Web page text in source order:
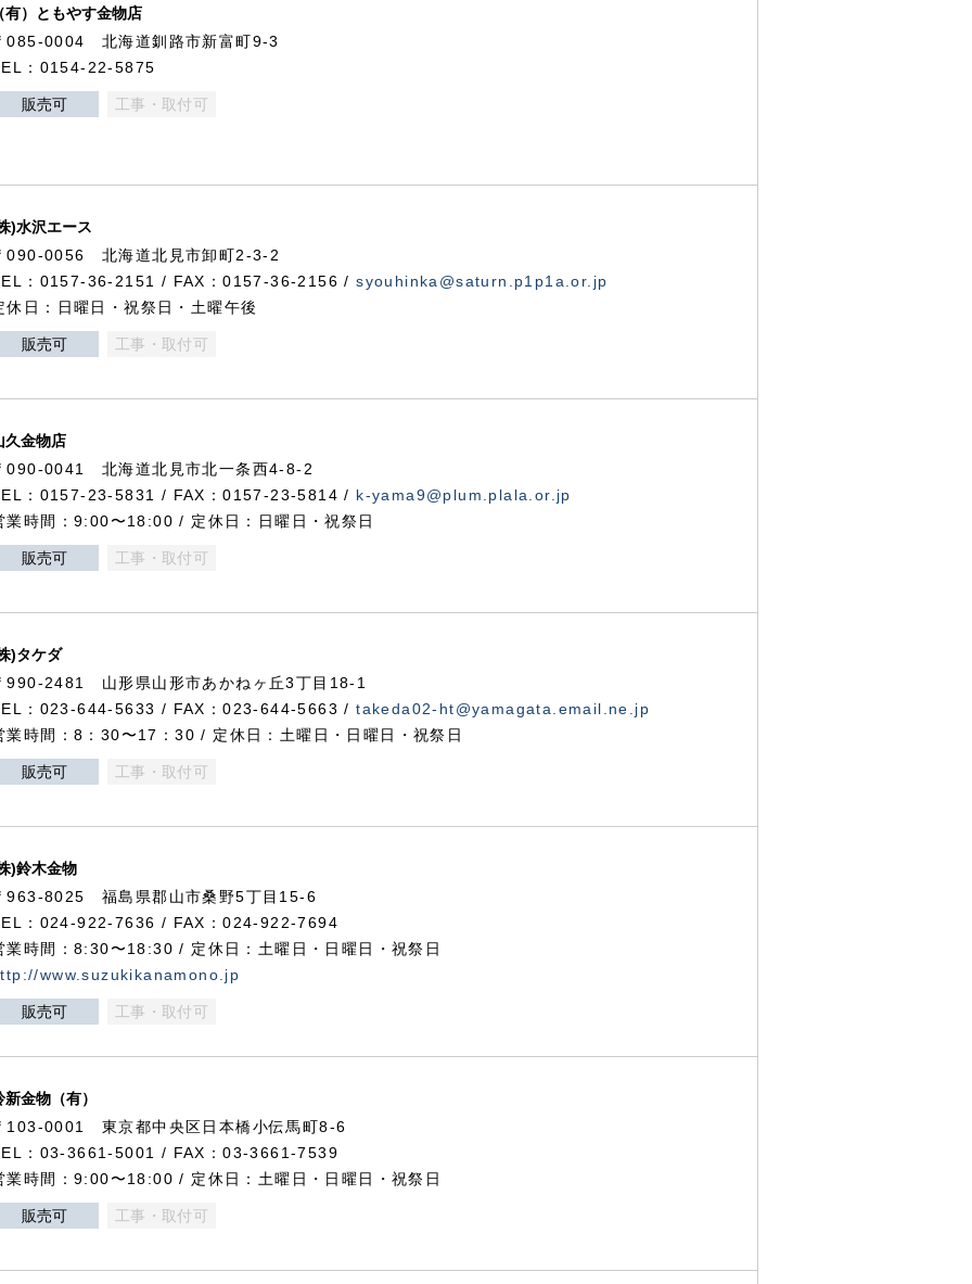
有）ともやす金物店
085-0004 北海道釧路市新富町9-3
：0154-22-5875
販売可 工事・取付可
)水沢エース
090-0056 北海道北見市卸町2-3-2
：0157-36-2151 / FAX：0157-36-2156 /syouhinka@saturn.p1p1a.or.jp
休日：日曜日・祝祭日・土曜午後
販売可 工事・取付可
久金物店
090-0041 北海道北見市北一条西4-8-2
：0157-23-5831 / FAX：0157-23-5814 / k-yama9@plum.plala.or.jp
業時間：9:00〜18:00 / 定休日：日曜日・祝祭日
販売可 工事・取付可
)タケダ
990-2481 山形県山形市あかねヶ丘3丁目18-1
：023-644-5633 / FAX：023-644-5663 /takeda02-ht@yamagata.email.ne.jp
業時間：8：30〜17：30 / 定休日：土曜日・日曜日・祝祭日
販売可 工事・取付可
)鈴木金物
963-8025 福島県郡山市桑野5丁目15-6
：024-922-7636 / FAX：024-922-7694
業時間：8:30〜18:30 / 定休日：土曜日・日曜日・祝祭日
www.suzukikanamono.jp
販売可 工事・取付可
新金物（有）
103-0001 東京都中央区日本橋小伝馬町8-6
：03-3661-5001 / FAX：03-3661-7539
業時間：9:00〜18:00 / 定休日：土曜日・日曜日・祝祭日
販売可 工事・取付可